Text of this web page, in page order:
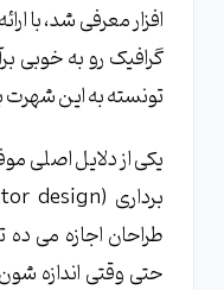
افزار معرفی شد، با
گرافیک رو به خوبی
تونسته به این شهرت
یکی از دلایل اصلی
طراحان اجازه می ده
حتی وقتی اندازه